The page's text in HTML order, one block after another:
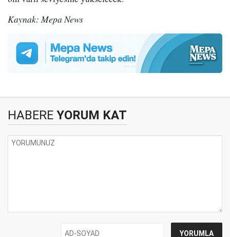
Kaynak: Mepa News
HABERE YORUM KAT